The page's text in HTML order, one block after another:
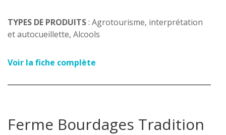
TYPES DE PRODUITS: Agrotourisme, interprétation
et autocueillette, Alcools
Voir la fiche complète
Ferme Bourdages Tradition